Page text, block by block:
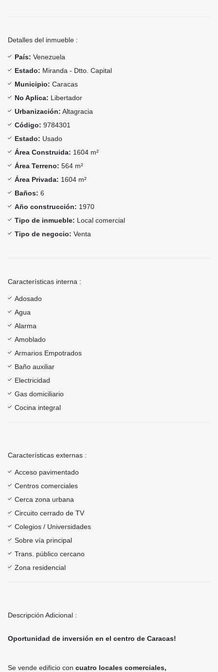
Detalles del inmueble :
País: Venezuela
Estado: Miranda - Dtto. Capital
Municipio: Caracas
No Aplica: Libertador
Urbanización: Altagracia
Código: 9784301
Estado: Usado
Área Construida: 1604 m²
Área Terreno: 564 m²
Área Privada: 1604 m²
Baños: 6
Año construcción: 1970
Tipo de inmueble: Local comercial
Tipo de negocio: Venta
Características interna :
Adosado
Agua
Alarma
Amoblado
Armarios Empotrados
Baño auxiliar
Electricidad
Gas domiciliario
Cocina integral
Características externas :
Acceso pavimentado
Centros comerciales
Cerca zona urbana
Circuito cerrado de TV
Colegios / Universidades
Sobre vía principal
Trans. público cercano
Zona residencial
Descripción Adicional :
Oportunidad de inversión en el centro de Caracas!
Se vende edificio con cuatro locales comerciales,